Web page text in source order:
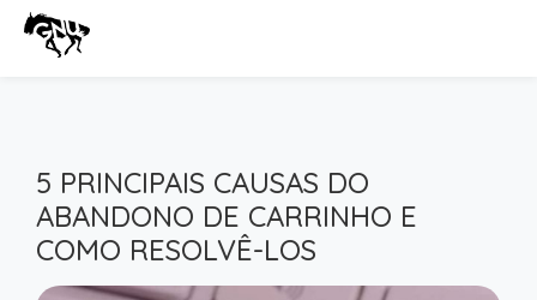
5 PRINCIPAIS CAUSAS DO
ABANDONO DE CARRINHO E
COMO RESOLVÊ-LOS